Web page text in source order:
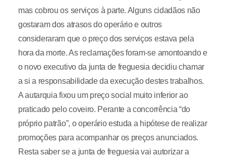
mas cobrou os serviços à parte. Alguns cidadãos não
gostaram dos atrasos do operário e outros
consideraram que o preço dos serviços estava pela
hora da morte. As reclamações foram-se amontoando e
o novo executivo da junta de freguesia decidiu chamar
a si a responsabilidade da execução destes trabalhos.
A autarquia fixou um preço social muito inferior ao
praticado pelo coveiro. Perante a concorrência “do
próprio patrão”, o operário estuda a hipótese de realizar
promoções para acompanhar os preços anunciados.
Resta saber se a junta de freguesia vai autorizar a